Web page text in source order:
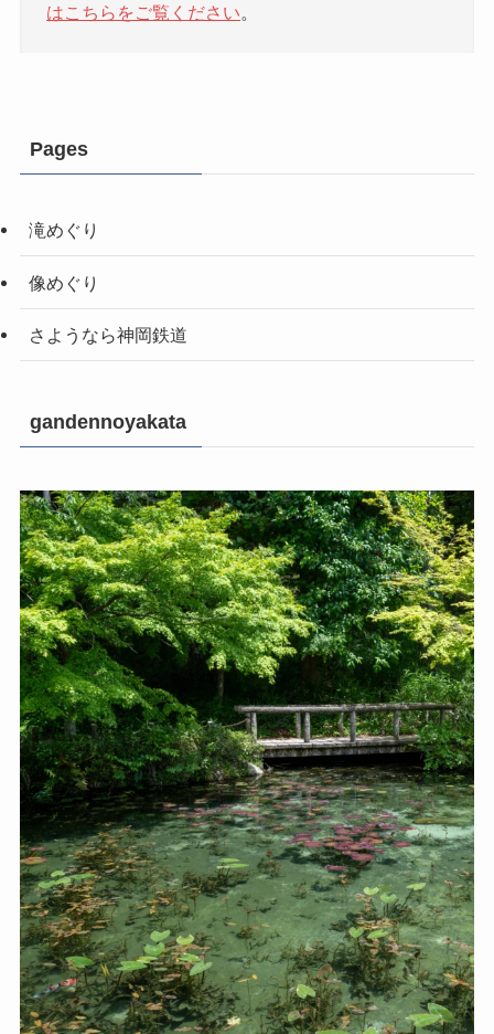
はこちらをご覧ください。
Pages
滝めぐり
像めぐり
さようなら神岡鉄道
gandennoyakata